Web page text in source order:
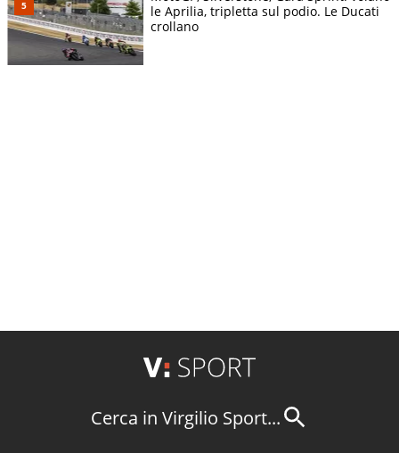
le Aprilia, tripletta sul podio. Le Ducati
crollano
Cerca in Virgilio Sport...